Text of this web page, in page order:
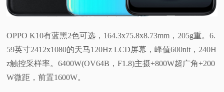
OPPO K10有蓝黑2色可选，164.3x75.8x8.73mm，205g重。6.
59英寸2412x1080的天马120Hz LCD屏幕，峰值600nit，240H
z触控采样率。6400W(OV64B，F1.8)主摄+800W超广角+200
W微距，前置1600W。